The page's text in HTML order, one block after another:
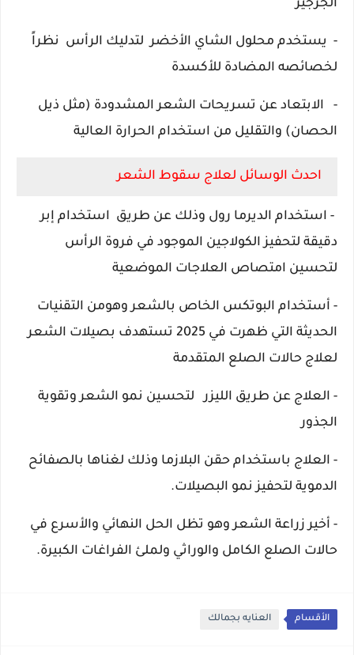
الجرجير
- يستخدم محلول الشاي الأخضر لتدليك الرأس نظراً
لخصائصه المضادة للأكسدة
-
الابتعاد عن تسريحات الشعر المشدودة (مثل ذيل
الحصان) والتقليل من استخدام الحرارة العالية
احدث الوسائل لعلاج سقوط الشعر
- استخدام الديرما رول وذلك عن طريق استخدام إبر
دقيقة لتحفيز الكولاجين الموجود في فروة الرأس
لتحسين امتصاص العلاجات الموضعية
- أستخدام البوتكس الخاص بالشعر وهومن التقنيات
الحديثة التي ظهرت في 2025 تستهدف بصيلات الشعر
لعلاج حالات الصلع المتقدمة
- العلاج عن طريق الليزر
لتحسين نمو الشعر وتقوية
الجذور
- العلاج باستخدام حقن البلازما وذلك لغناها بالصفائح
الدموية لتحفيز نمو البصيلات.
- أخير زراعة الشعر وهو تظل الحل النهائي والأسرع في
حالات الصلع الكامل والوراثي ولملئ الفراغات الكبيرة.
الأقسام العنايه بجمالك